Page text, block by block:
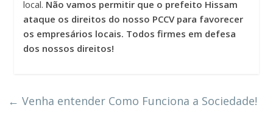
local. Não vamos permitir que o prefeito Hissam
ataque os direitos do nosso PCCV para favorecer
os empresários locais. Todos firmes em defesa
dos nossos direitos!
← Venha entender Como Funciona a Sociedade!